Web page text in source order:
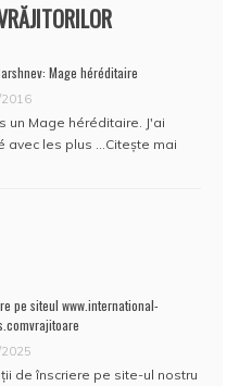
Mage héréditaire
un Mage héréditaire. J'ai
avec les plus … Citește mai
pe siteul www.international-
de înscriere pe site-ul nostru